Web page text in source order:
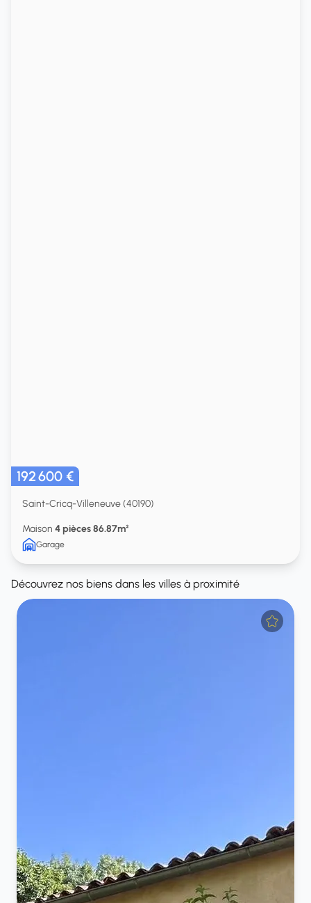
192 600 €
Saint-Cricq-Villeneuve (40190)
Maison 4 pièces 86.87m²
Garage
Découvrez nos biens dans les villes à proximité